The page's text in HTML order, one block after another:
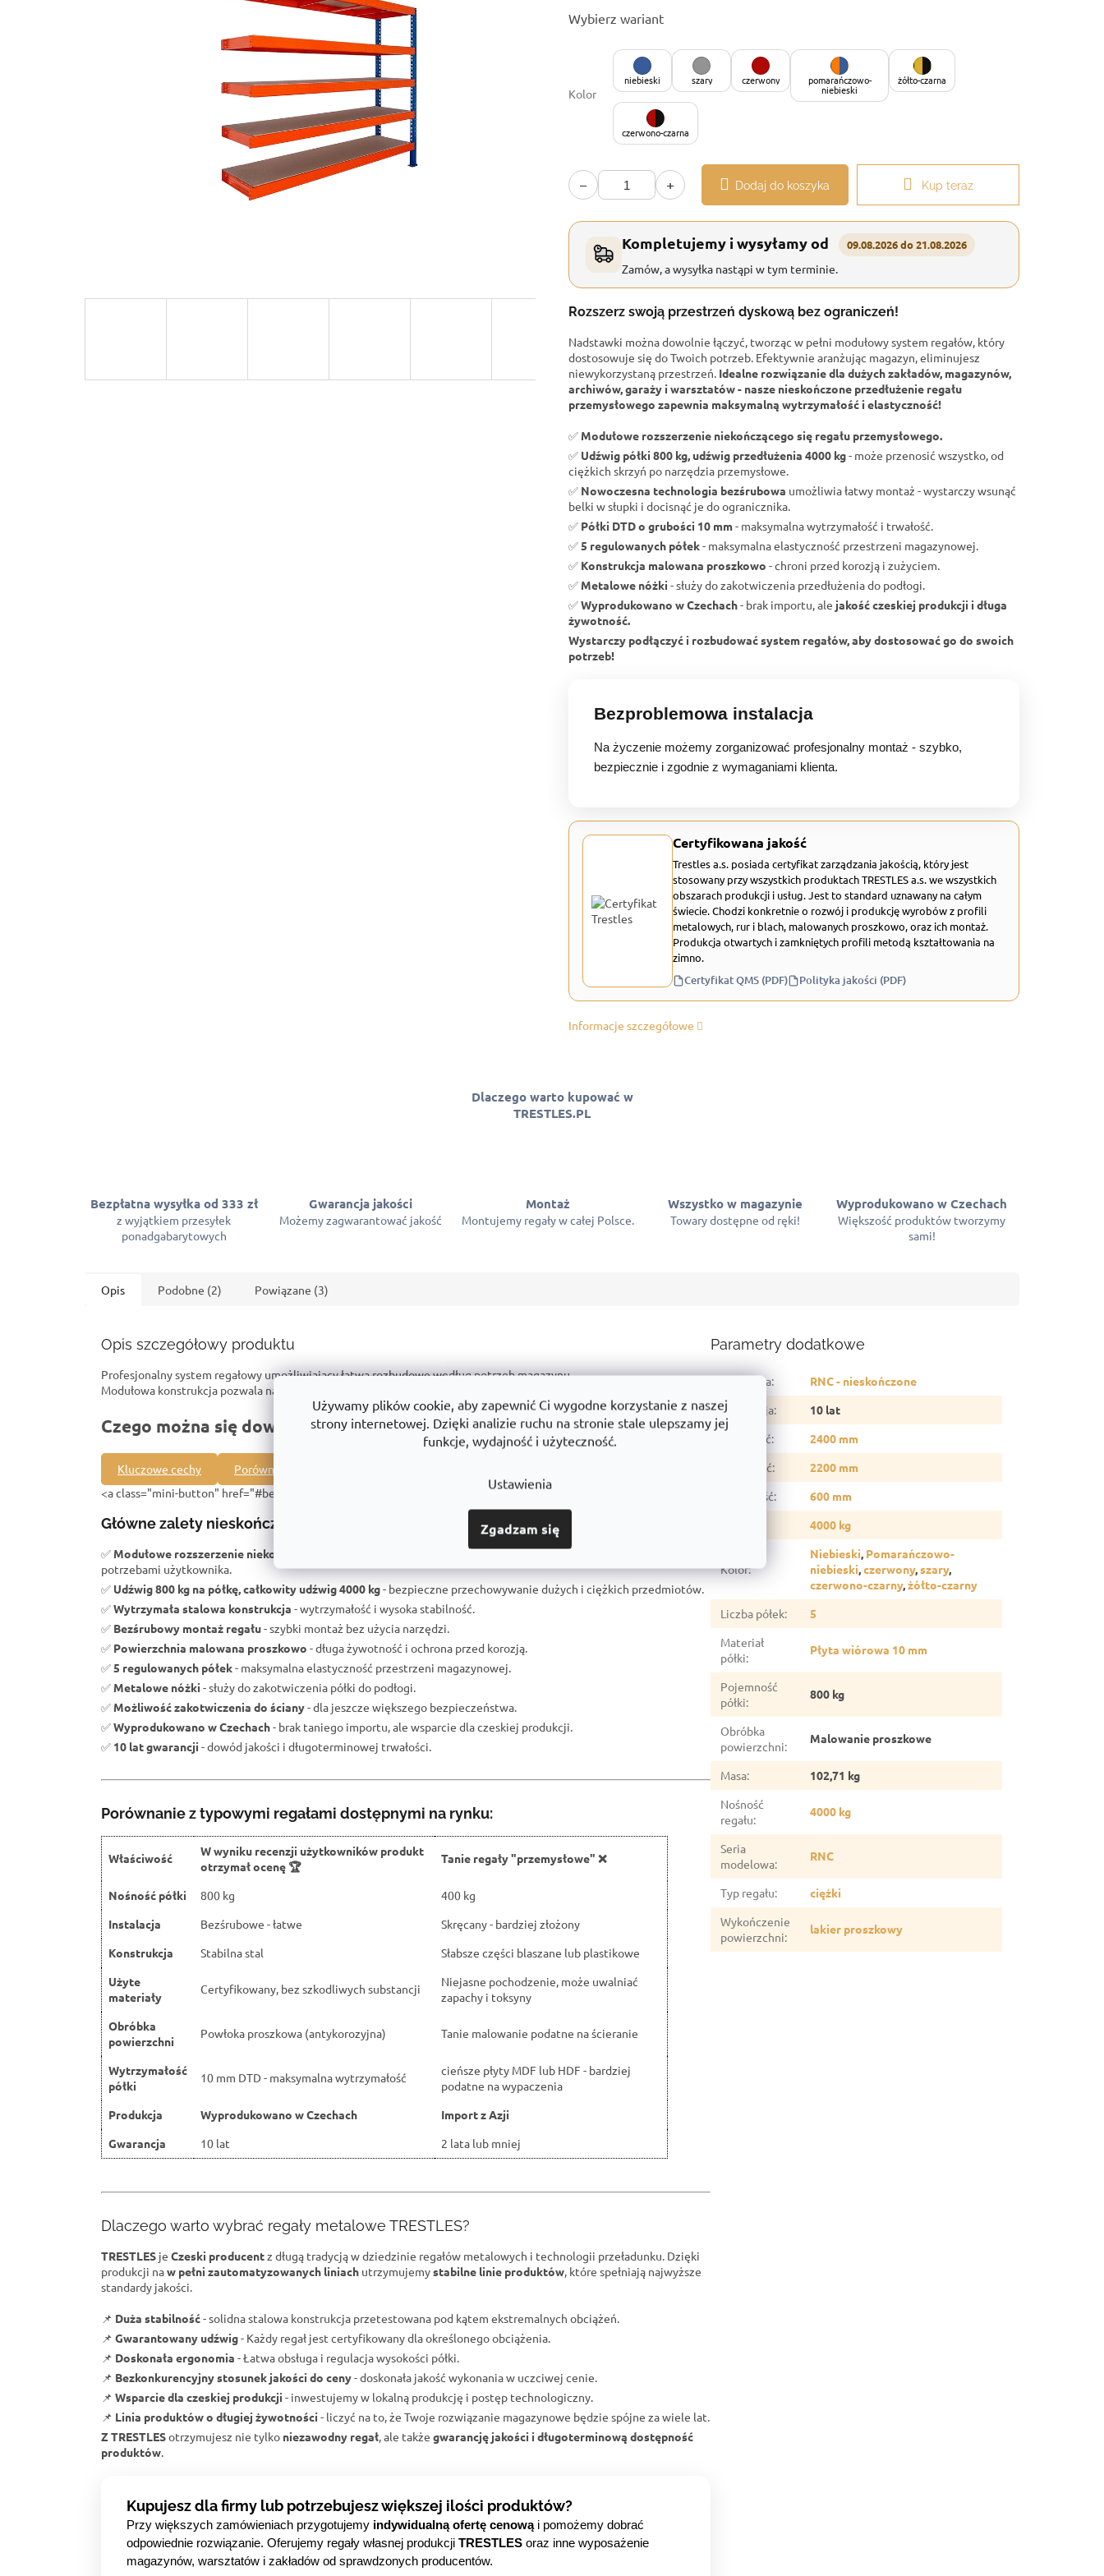
Używamy plików cookie, aby zapewnić Ci wygodne korzystanie z naszej
strony internetowej. Dzięki analizie ruchu na stronie stale ulepszamy jej
funkcje, wydajność i użyteczność.
Ustawienia
Zgadzam się
jednostkowa:
Wybierz wariant
Kolor
niebieski szary czerwony pomarańczowo-
niebieski
żółto-czarna
czerwono-czarna
− + Dodaj do koszyka Kup teraz
Kompletujemy i wysyłamy od 09.08.2026 do 21.08.2026
Zamów, a wysyłka nastąpi w tym terminie.
Rozszerz swoją przestrzeń dyskową bez ograniczeń!
Nadstawki można dowolnie łączyć, tworząc w pełni modułowy system regałów, który
dostosowuje się do Twoich potrzeb. Efektywnie aranżując magazyn, eliminujesz
niewykorzystaną przestrzeń. Idealne rozwiązanie dla dużych zakładów, magazynów,
archiwów, garaży i warsztatów - nasze nieskończone przedłużenie regału
przemysłowego zapewnia maksymalną wytrzymałość i elastyczność!
✅ Modułowe rozszerzenie niekończącego się regału przemysłowego.
✅ Udźwig półki 800 kg, udźwig przedłużenia 4000 kg- może przenosić wszystko, od
ciężkich skrzyń po narzędzia przemysłowe.
✅ Nowoczesna technologia bezśrubowa umożliwia łatwy montaż - wystarczy wsunąć
belki w słupki i docisnąć je do ogranicznika.
✅ Półki DTD o grubości 10 mm- maksymalna wytrzymałość i trwałość.
✅5 regulowanych półek- maksymalna elastyczność przestrzeni magazynowej.
✅ Konstrukcja malowana proszkowo - chroni przed korozją i zużyciem.
✅ Metalowe nóżki - służy do zakotwiczenia przedłużenia do podłogi.
✅Wyprodukowano w Czechach- brak importu, ale jakość czeskiej produkcji i długa
żywotność.
Wystarczy podłączyć i rozbudować system regałów, aby dostosować go do swoich
potrzeb!
Bezproblemowa instalacja
Na życzenie możemy zorganizować profesjonalny montaż - szybko,
bezpiecznie i zgodnie z wymaganiami klienta.
Certyfikowana jakość
Trestles a.s. posiada certyfikat zarządzania jakością, który jest
stosowany przy wszystkich produktach TRESTLES a.s. we wszystkich
obszarach produkcji i usług. Jest to standard uznawany na całym
świecie. Chodzi konkretnie o rozwój i produkcję wyrobów z profili
metalowych, rur i blach, malowanych proszkowo, oraz ich montaż.
Produkcja otwartych i zamkniętych profili metodą kształtowania na
zimno.
Certyfikat QMS (PDF) Polityka jakości (PDF)
Informacje szczegółowe
Dlaczego warto kupować w
TRESTLES.PL
Bezpłatna wysyłka od 333 zł
z wyjątkiem przesyłek
ponadgabarytowych
Gwarancja jakości
Możemy zagwarantować jakość
Montaż
Montujemy regały w całej Polsce.
Wszystko w magazynie
Towary dostępne od ręki!
Wyprodukowano w Czechach
Większość produktów tworzymy
sami!
Opis Podobne (2) Powiązane (3)
Opis szczegółowy produktu
Profesjonalny system regałowy umożliwiający łatwą rozbudowę według potrzeb magazynu.
Modułowa konstrukcja pozwala na tworzenie ciągów regałowych o dowolnej długości.
Czego można się dowiedzieć o tym produkcie? Na przykład:
Kluczowe cechy Porównanie z innymi produktami
<a class="mini-button" href="#bezpeci">Na co zwrócić uwagę</a>.
Główne zalety nieskończonej rozbudowy szafy przemysłowej RNC:
✅ Modułowe rozszerzenie niekończącego się regału przemysłowego- umożliwia powiększenie półki zgodnie z
potrzebami użytkownika.
✅ Udźwig 800 kg na półkę, całkowity udźwig 4000 kg- bezpieczne przechowywanie dużych i ciężkich przedmiotów.
✅Wytrzymała stalowa konstrukcja - wytrzymałość i wysoka stabilność.
✅ Bezśrubowy montaż regału- szybki montaż bez użycia narzędzi.
✅ Powierzchnia malowana proszkowo - długa żywotność i ochrona przed korozją.
✅5 regulowanych półek- maksymalna elastyczność przestrzeni magazynowej.
✅ Metalowe nóżki - służy do zakotwiczenia półki do podłogi.
✅ Możliwość zakotwiczenia do ściany- dla jeszcze większego bezpieczeństwa.
✅Wyprodukowano w Czechach- brak taniego importu, ale wsparcie dla czeskiej produkcji.
✅ 10 lat gwarancji - dowód jakości i długoterminowej trwałości.
Porównanie z typowymi regałami dostępnymi na rynku:
Właściwość
W wyniku recenzji użytkowników produkt
otrzymał ocenę 🏆
Tanie regały "przemysłowe" ❌
Nośność półki 800 kg
400 kg
Instalacja
Bezśrubowe - łatwe
Skręcany - bardziej złożony
Konstrukcja
Stabilna stal
Słabsze części blaszane lub plastikowe
Użyte
materiały
Certyfikowany, bez szkodliwych substancji
Niejasne pochodzenie, może uwalniać
zapachy i toksyny
Obróbka
powierzchni
Powłoka proszkowa (antykorozyjna) Tanie malowanie podatne na ścieranie
Wytrzymałość
półki
10 mm DTD - maksymalna wytrzymałość
cieńsze płyty MDF lub HDF - bardziej
podatne na wypaczenia
Produkcja
Wyprodukowano w Czechach
Import z Azji
Gwarancja
10 lat 2 lata lub mniej
Dlaczego warto wybrać regały metalowe TRESTLES?
TRESTLES je Czeski producentz długą tradycją w dziedzinie regałów metalowych i technologii przeładunku. Dzięki
produkcji naw pełni zautomatyzowanych liniach utrzymujemystabilne linie produktów, które spełniają najwyższe
standardy jakości.
📌 Duża stabilność- solidna stalowa konstrukcja przetestowana pod kątem ekstremalnych obciążeń.
📌 Gwarantowany udźwig- Każdy regał jest certyfikowany dla określonego obciążenia.
📌 Doskonała ergonomia - Łatwa obsługa i regulacja wysokości półki.
📌 Bezkonkurencyjny stosunek jakości do ceny- doskonała jakość wykonania w uczciwej cenie.
📌 Wsparcie dla czeskiej produkcji - inwestujemy w lokalną produkcję i postęp technologiczny.
📌 Linia produktów o długiej żywotności - liczyć na to, że Twoje rozwiązanie magazynowe będzie spójne za wiele lat.
Z TRESTLESotrzymujesz nie tylko niezawodny regał, ale także gwarancję jakości i długoterminową dostępność
produktów.
Kupujesz dla firmy lub potrzebujesz większej ilości produktów?
Przy większych zamówieniach przygotujemy indywidualną ofertę cenowąi pomożemy dobrać
odpowiednie rozwiązanie. Oferujemy regały własnej produkcji TRESTLES oraz inne wyposażenie
magazynów, warsztatów i zakładów od sprawdzonych producentów.
Parametry dodatkowe
Kategoria:
RNC - nieskończone
Gwarancja:
10 lat
Wysokość:
2400 mm
Szerokość:
2200 mm
Głębokość:
600 mm
4000 kg
Kolor:
Niebieski, Pomarańczowo-
niebieski,czerwony,szary,
czerwono-czarny,żółto-czarny
Liczba półek:
5
Materiał
półki:
Płyta wiórowa 10 mm
Pojemność
półki:
800 kg
Obróbka
powierzchni:
Malowanie proszkowe
Masa:
102,71 kg
Nośność
regału:
4000 kg
Seria
modelowa:
RNC
Typ regału:
ciężki
Wykończenie
powierzchni:
lakier proszkowy